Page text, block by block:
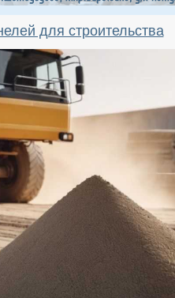
для строительства